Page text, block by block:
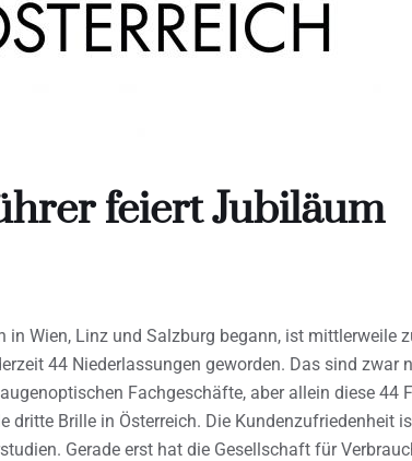
feiert Jubiläum
in Wien, Linz und Salzburg begann, ist mittlerweile
44 Niederlassungen geworden. Das sind zwar
Fachgeschäfte, aber allein diese 44
dritte Brille in Österreich. Die Kundenzufriedenheit
Gerade erst hat die Gesellschaft für